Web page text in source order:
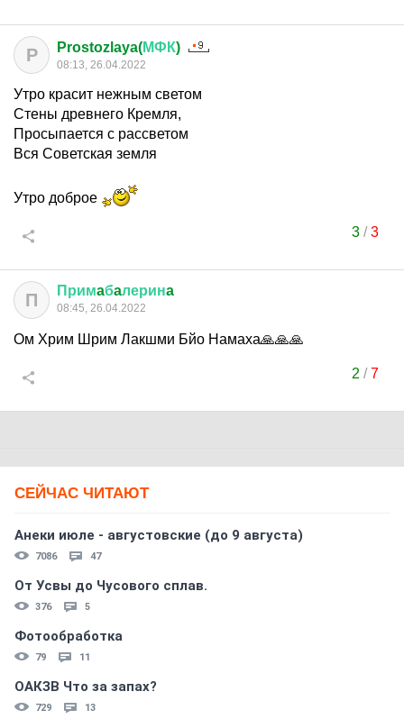
P Prostozlaya(МФК)
08:13, 26.04.2022
Утро красит нежным светом
Стены древнего Кремля,
Просыпается с рассветом
Вся Советская земля
Утро доброе
3/3
П Примaбaлеринa
08:45, 26.04.2022
Ом Хрим Шрим Лакшми Бйо Намаха🙏🙏🙏
2 /7
СЕЙЧАС ЧИТАЮТ
Анеки июле - августовские (до 9 августа)
7086 47
От Усвы до Чусового сплав.
376 5
Фотообработка
79 11
ОАКЗВ Что за запах?
729 13